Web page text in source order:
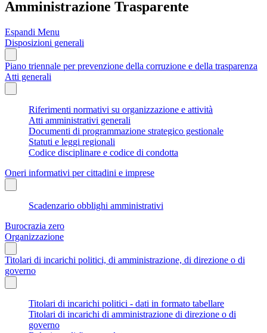
Amministrazione Trasparente
Espandi Menu
Disposizioni generali
Piano triennale per prevenzione della corruzione e della trasparenza
Atti generali
Riferimenti normativi su organizzazione e attività
Atti amministrativi generali
Documenti di programmazione strategico gestionale
Statuti e leggi regionali
Codice disciplinare e codice di condotta
Oneri informativi per cittadini e imprese
Scadenzario obblighi amministrativi
Burocrazia zero
Organizzazione
Titolari di incarichi politici, di amministrazione, di direzione o di
governo
Titolari di incarichi politici - dati in formato tabellare
Titolari di incarichi di amministrazione di direzione o di
governo